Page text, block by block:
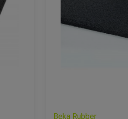
Beka Rubber